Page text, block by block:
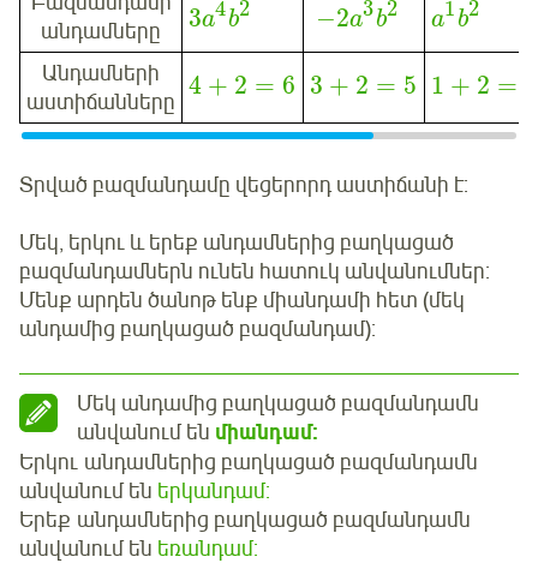
անդամները
3a4b2 −2a3b2 a1b2
Անդամների
աստիճանները
4 + 2 = 6 3 + 2 = 5 1 + 2 =
Տրված բազմանդամը վեցերորդ աստիճանի է:
Մեկ, երկու և երեք անդամներից բաղկացած
բազմանդամներն ունեն հատուկ անվանումներ:
Մենք արդեն ծանոթ ենք միանդամի հետ (մեկ
անդամից բաղկացած բազմանդամ):
Մեկ անդամից բաղկացած բազմանդամն
անվանում են միանդամ:
Երկու անդամներից բաղկացած բազմանդամն
անվանում են երկանդամ:
Երեք անդամներից բաղկացած բազմանդամն
անվանում են եռանդամ: